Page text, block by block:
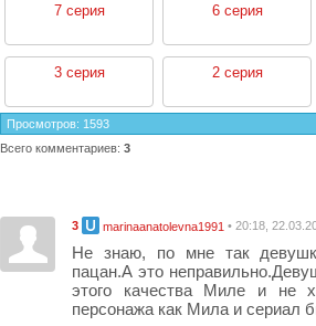
7 серия 6 серия
3 серия 2 серия
Просмотров: 1593
Всего комментариев: 3
3 marinaanatolevna1991 • 20:18,
Не знаю, по мне так
пацан.А это
этого качества Миле и не
персонажа как Мила и сериал